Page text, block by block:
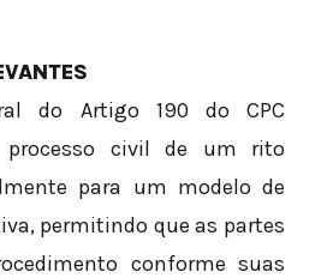
do Artigo 190 do CPC
civil de um rito
para um modelo de
permitindo que as partes
conforme suas